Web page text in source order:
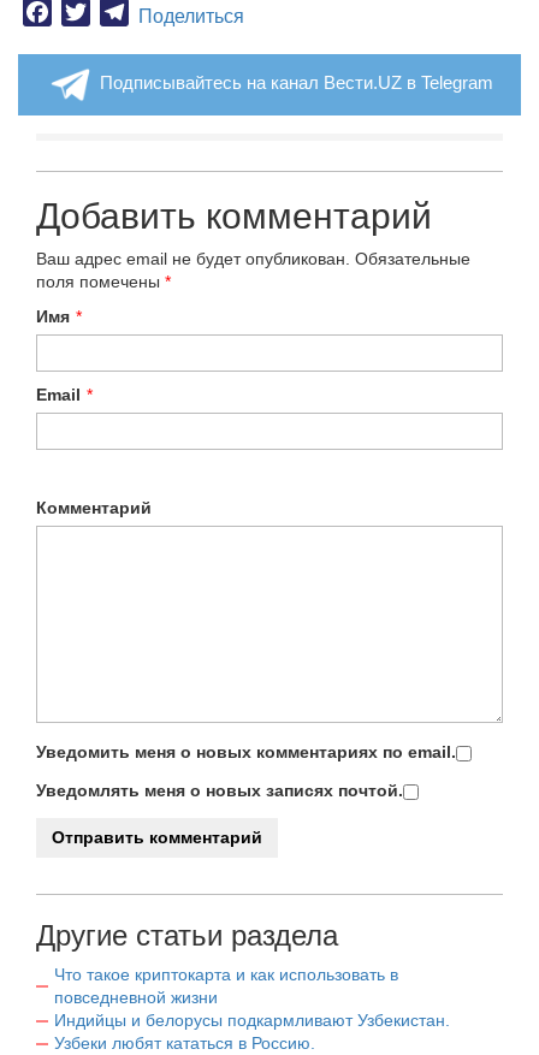
Facebook
TwitterTelegram
Поделиться
Подписывайтесь на канал Вести.UZ в Telegram
Добавить комментарий
Ваш адрес email не будет опубликован. Обязательные
поля помечены *
Имя *
Email *
Комментарий
Уведомить меня о новых комментариях по email.
Уведомлять меня о новых записях почтой.
Другие статьи раздела
Что такое криптокарта и как использовать в
повседневной жизни
Индийцы и белорусы подкармливают Узбекистан.
Узбеки любят кататься в Россию.